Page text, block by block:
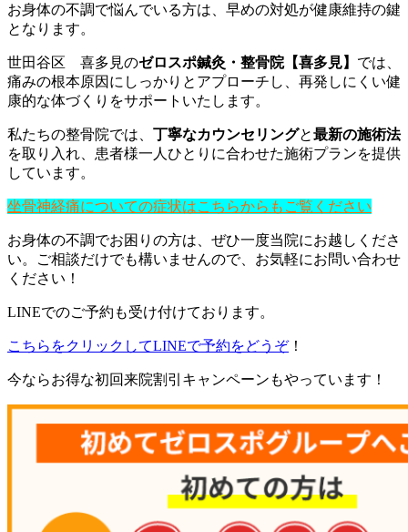
お身体の不調で悩んでいる方は、早めの対処が健康維持の鍵
となります。
世田谷区 喜多見のゼロスポ鍼灸・整骨院【喜多見】 では、
痛みの根本原因にしっかりとアプローチし、再発しにくい健
康的な体づくりをサポートいたします。
私たちの整骨院では、 丁寧なカウンセリングと最新の施術法
を取り入れ、患者様一人ひとりに合わせた施術プランを提供
しています。
坐骨神経痛についての症状はこちらからもご覧ください
お身体の不調でお困りの方は、ぜひ一度当院にお越しくださ
い。ご相談だけでも構いませんので、お気軽にお問い合わせ
ください！
LINEでのご予約も受け付けております。
こちらをクリックしてLINEで予約をどうぞ！
今ならお得な初回来院割引キャンペーンもやっています！